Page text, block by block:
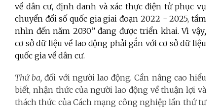
về dân cư, định danh và xác thực điện tử phục vụ
chuyển đổi số quốc gia giai đoạn 2022 - 2025, tầm
nhìn đến năm 2030” đang được triển khai. Vì vậy,
cơ sở dữ liệu về lao động phải gắn với cơ sở dữ liệu
quốc gia về dân cư.
Thứ ba,đối với người lao động.Cần nâng cao hiểu
biết, nhận thức của người lao động về thuận lợi và
thách thức của Cách mạng công nghiệp lần thứ tư